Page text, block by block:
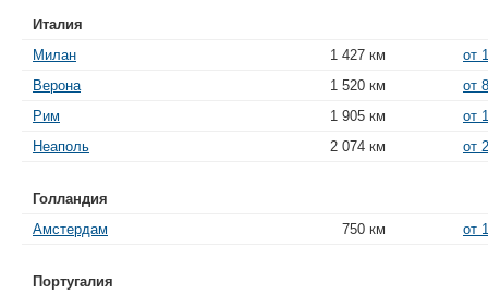
Италия
Милан
1 427 км
от
Верона
1 520 км
от
Рим
1 905 км
от
Неаполь
2 074 км от
Голландия
Амстердам
750 км от
Португалия